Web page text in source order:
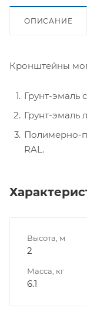
ОПИСАНИЕ
Кронштейны
Грунт-эмаль
Грунт-эмаль
Полимерно-
RAL.
Высота, м
2
Масса, кг
6.1